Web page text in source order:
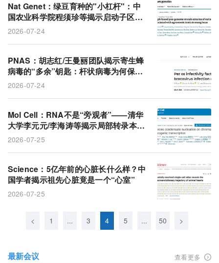
Nat Genet：绿豆育种的"小杠杆"：中
国农业科学院程须珍等揭示启动子区几
十个碱基的变动调控类黄酮和抗虫性
2026-07-24
PNAS：胡志红/王曼丽团队揭示寄生蜂
病毒的“多余”钥匙：杆状病毒为何保留
经口感染因子？答案关乎生死
2026-07-24
Mol Cell：RNA不是“旁观者”——清华
大学李元元/李海涛等揭示局部转录本成
为致癌凝聚体的助燃剂
2026-07-25
Science：5亿年前的心脏长什么样？中
国学者揭示祖先心脏竟是一个“心室”
2026-07-25
< 1 ... 3 4 5 ... 50 >
最新会议 查看更多